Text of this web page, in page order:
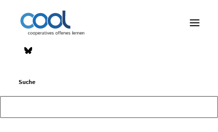
Suche
Hetzendorfer Straße 66 – 68